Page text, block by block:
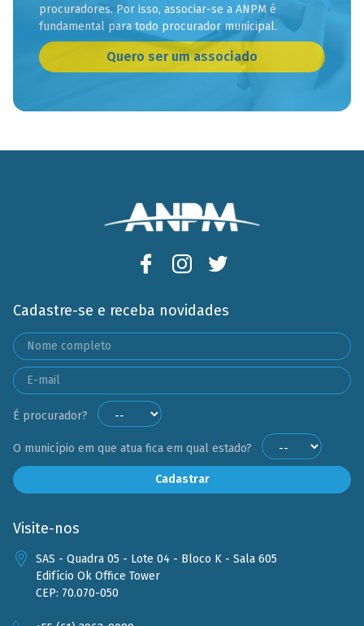
procuradores. Por isso, associar-se a ANPM é
fundamental para todo procurador municipal.
Quero ser um associado
Cadastre-se e receba novidades
É procurador?
O município em que atua fica em qual estado?
Cadastrar
Visite-nos
SAS - Quadra 05 - Lote 04 - Bloco K - Sala 605
Edifício Ok Office Tower
CEP: 70.070-050